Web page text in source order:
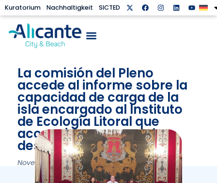
Kuratorium Nachhaltigkeit SICTED
La comisión del Pleno
accede al informe sobre la
capacidad de carga de la
isla encargado al Instituto
de Ecología Litoral que
aconseja avanzar en la
desestacionalización
November 18, 2024